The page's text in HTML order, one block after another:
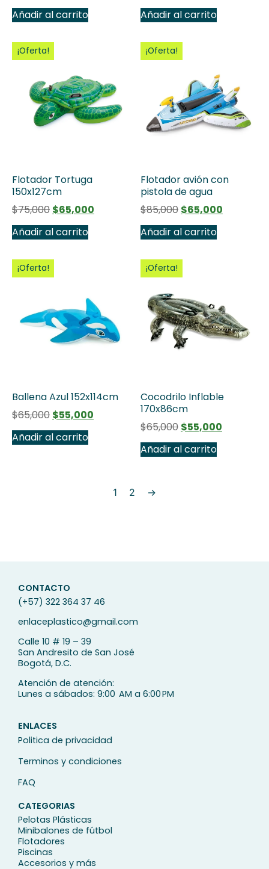
Añadir al carrito
Añadir al carrito
¡Oferta!
Flotador Tortuga
150x127cm
$75,000 $65,000
Añadir al carrito
¡Oferta!
Flotador avión con
pistola de agua
$85,000 $65,000
Añadir al carrito
¡Oferta!
Ballena Azul 152x114cm
$65,000 $55,000
Añadir al carrito
¡Oferta!
Cocodrilo Inflable
170x86cm
$65,000 $55,000
Añadir al carrito
1 2 →
CONTACTO
(+57) 322 364 37 46
enlaceplastico@gmail.com
Calle 10 # 19 – 39
San Andresito de San José
Bogotá, D.C.
Atención de atención:
Lunes a sábados: 9:00 AM a 6:00 PM
ENLACES
Politica de privacidad
Terminos y condiciones
FAQ
CATEGORIAS
Pelotas Plásticas
Minibalones de fútbol
Flotadores
Piscinas
Accesorios y más